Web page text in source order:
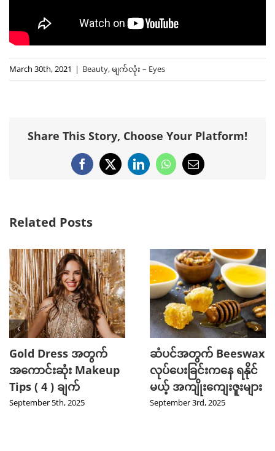
March 30th, 2021 | Beauty,မျက်လုံး – Eyes
Share This Story, Choose Your Platform!
Facebook
X LinkedInWhatsApp
Email
Related Posts
Gold Dress အတွက်
အကောင်းဆုံး Makeup
Tips ( 4 ) ချက်
September 5th, 2025
ဆံပင်အတွက် Beeswax
လုပ်ပေးခြင်းကနေ ရနိုင်
မယ့် အကျိုးကျေးဇူးများ
September 3rd, 2025